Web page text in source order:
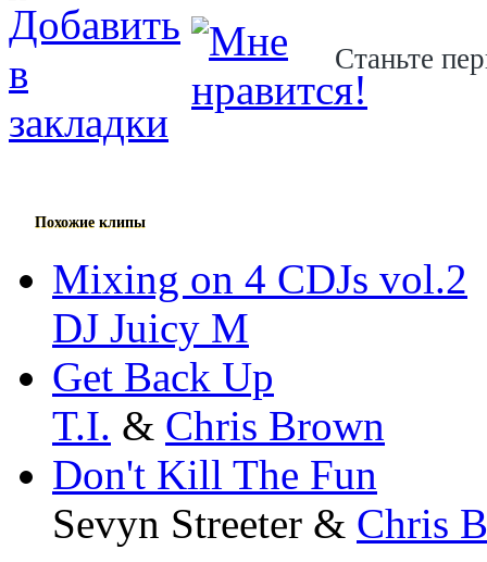
Станьте
Похожие клипы
Mixing on 4 CDJs vol.2
DJ Juicy M
Get Back Up
T.I. & Chris Brown
Don't Kill The Fun
Sevyn Streeter & Chris